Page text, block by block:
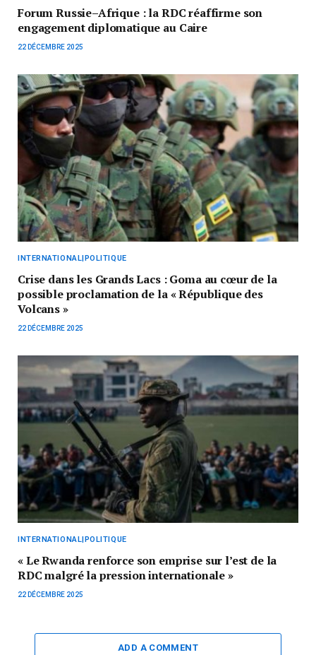
Forum Russie–Afrique : la RDC réaffirme son
engagement diplomatique au Caire
22 DÉCEMBRE 2025
INTERNATIONAL|POLITIQUE
Crise dans les Grands Lacs : Goma au cœur de la
possible proclamation de la « République des
Volcans »
22 DÉCEMBRE 2025
INTERNATIONAL|POLITIQUE
« Le Rwanda renforce son emprise sur l’est de la
RDC malgré la pression internationale »
22 DÉCEMBRE 2025
ADD A COMMENT